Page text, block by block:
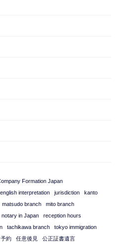
Formation Japan
interpretation jurisdiction
kanto
matsudo branch
mito branch
notary in Japan
reception hours
tachikawa branch
tokyo immigration
予約 任意後見 公正証書遺言